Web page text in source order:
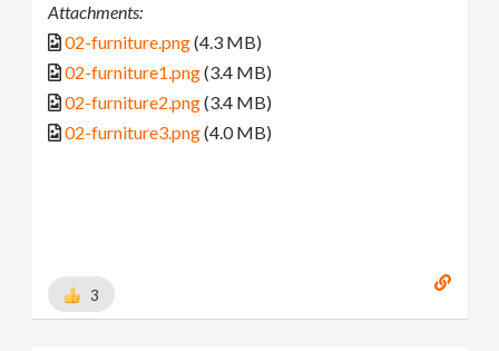
Attachments:
02-furniture.png(4.3 MB)
02-furniture1.png(3.4 MB)
02-furniture2.png(3.4 MB)
02-furniture3.png(4.0 MB)
3